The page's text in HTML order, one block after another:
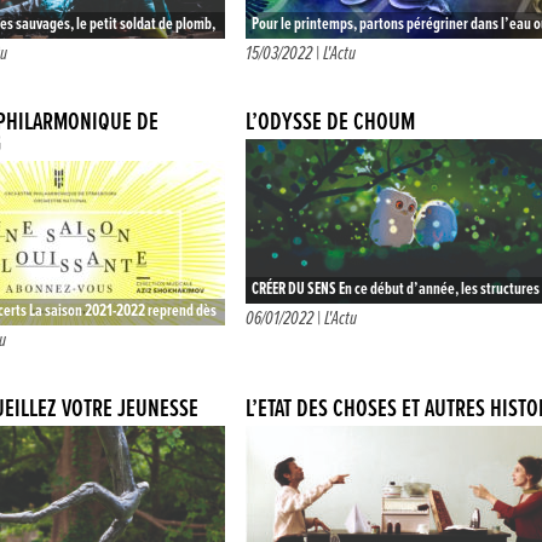
sauvages, le petit soldat de plomb,
et encore mille personnages qui
Pour le printemps, partons pérégriner dans l’eau
dans le futur, à l’envers ou dans les airs, mais aussi
15/03/2022 |L'Actu
DE
La saison 2021-2022 reprend dès
une nouvelle programmation
L’ODYSSÉ DE CHOUM
CRÉER DU SENS En ce début d’année, les structures
culturelles alsaciennes se sont donné le ton et
06/01/2022 |L'Actu
VOTRE JEUNESSE L’ÉTAT DES CHOSES ET AUTRES